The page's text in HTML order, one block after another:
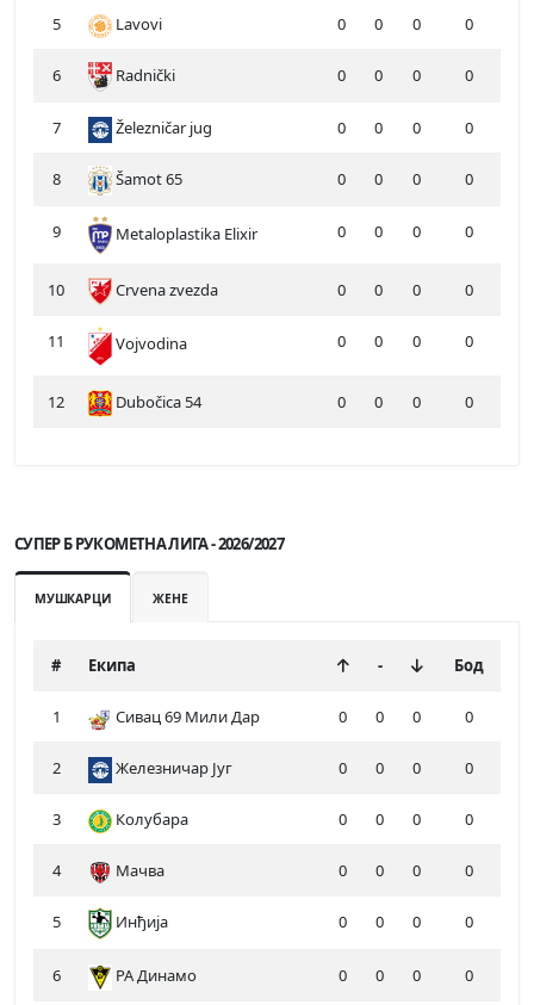
5 Lavovi 0 0 0 0
6 Radnički 0 0 0 0
7 Železničar jug 0 0 0 0
8 Šamot 65 0 0 0 0
9 Metaloplastika Elixir 0 0 0 0
10 Crvena zvezda 0 0 0 0
11 Vojvodina 0 0 0 0
12 Dubočica 54 0 0 0 0
СУПЕР Б РУКОМЕТНА ЛИГА - 2026/2027
МУШКАРЦИ ЖЕНЕ
# Екипа - Бод
1 Сивац 69 Мили Дар 0 0 0 0
2 Железничар Југ 0 0 0 0
3 Колубара 0 0 0 0
4 Мачва 0 0 0 0
5 Инђија 0 0 0 0
6 РА Динамо 0 0 0 0